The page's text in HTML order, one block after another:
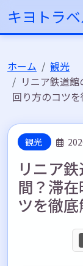
キヨトラ
ホーム
観光
リニア鉄道
回り方のコツを
観光
リニア
間？滞
ツを徹底